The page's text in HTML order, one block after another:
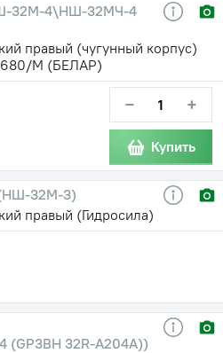
32М-4\НШ-32МЧ-4
правый (чугунный корпус)
680/М (БЕЛАР)
− +
Купить
32М-3)
правый (Гидросила)
32R-A204A))